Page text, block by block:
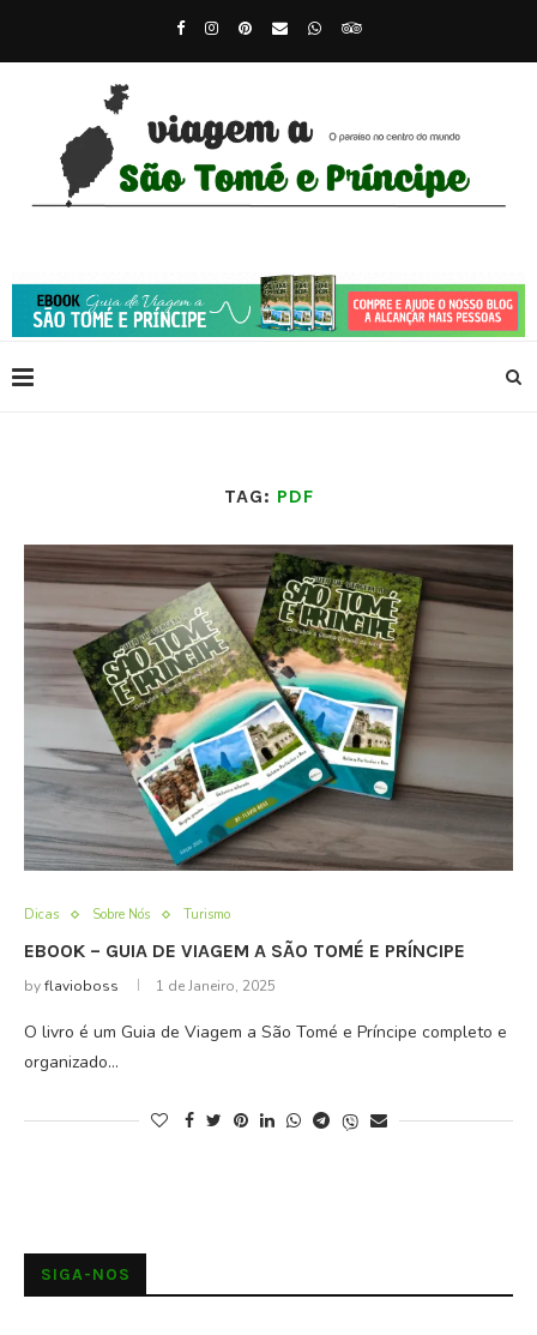
TAG: PDF
Dicas Sobre Nós Turismo
EBOOK – GUIA DE VIAGEM A SÃO TOMÉ E PRÍNCIPE
byflavioboss 1 de Janeiro, 2025
O livro é um Guia de Viagem a São Tomé e Príncipe completo e
organizado…
SIGA-NOS